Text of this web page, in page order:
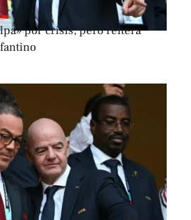
por crisis, pero reitera